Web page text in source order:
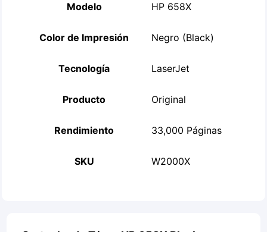
Modelo HP 658X
Color de Impresión Negro (Black)
Tecnología LaserJet
Producto Original
Rendimiento 33,000 Páginas
SKU W2000X